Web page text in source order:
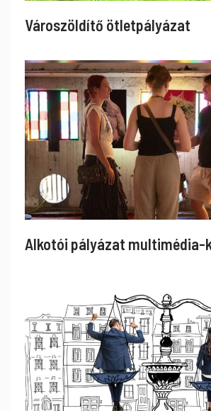
Városzöldítő ötletpályázat
Alkotói pályázat multimédia-